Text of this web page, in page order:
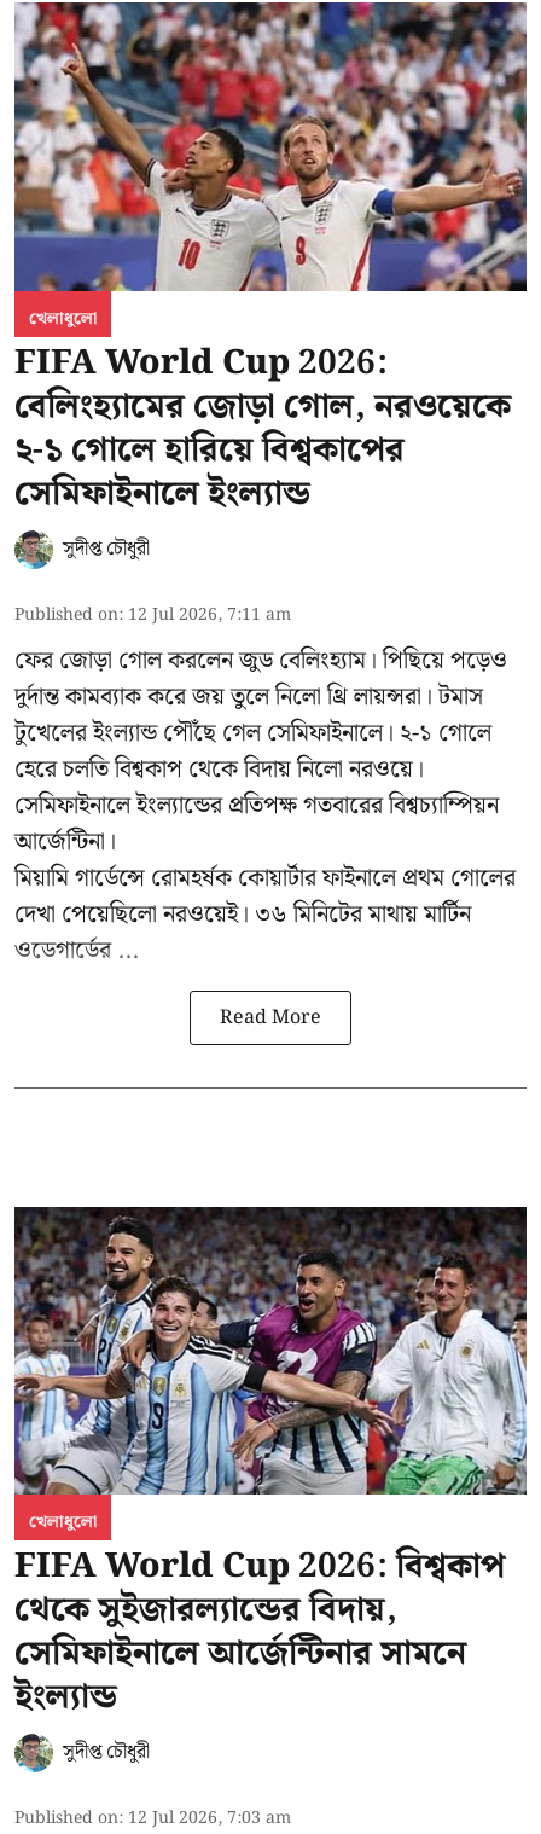
খেলাধুলো
FIFA World Cup 2026:
বেলিংহ্যামের জোড়া গোল, নরওয়েকে
২-১ গোলে হারিয়ে বিশ্বকাপের
সেমিফাইনালে ইংল্যান্ড
সুদীপ্ত চৌধুরী
Published on: 12 Jul 2026, 7:11 am
ফের জোড়া গোল করলেন জুড বেলিংহ্যাম। পিছিয়ে পড়েও
দুর্দান্ত কামব্যাক করে জয় তুলে নিলো থ্রি লায়ন্সরা। টমাস
টুখেলের ইংল্যান্ড পৌঁছে গেল সেমিফাইনালে। ২-১ গোলে
হেরে চলতি বিশ্বকাপ থেকে বিদায় নিলো নরওয়ে।
সেমিফাইনালে ইংল্যান্ডের প্রতিপক্ষ গতবারের বিশ্বচ্যাম্পিয়ন
আর্জেন্টিনা।
মিয়ামি গার্ডেন্সে রোমহর্ষক কোয়ার্টার ফাইনালে প্রথম গোলের
দেখা পেয়েছিলো নরওয়েই। ৩৬ মিনিটের মাথায় মার্টিন
ওডেগার্ডের ...
Read More
খেলাধুলো
FIFA World Cup 2026: বিশ্বকাপ
থেকে সুইজারল্যান্ডের বিদায়,
সেমিফাইনালে আর্জেন্টিনার সামনে
ইংল্যান্ড
সুদীপ্ত চৌধুরী
Published on: 12 Jul 2026, 7:03 am